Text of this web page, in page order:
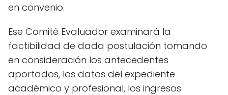
en convenio.
Ese Comité Evaluador examinará la
factibilidad de dada postulación tomando
en consideración los antecedentes
aportados, los datos del expediente
académico y profesional, los ingresos